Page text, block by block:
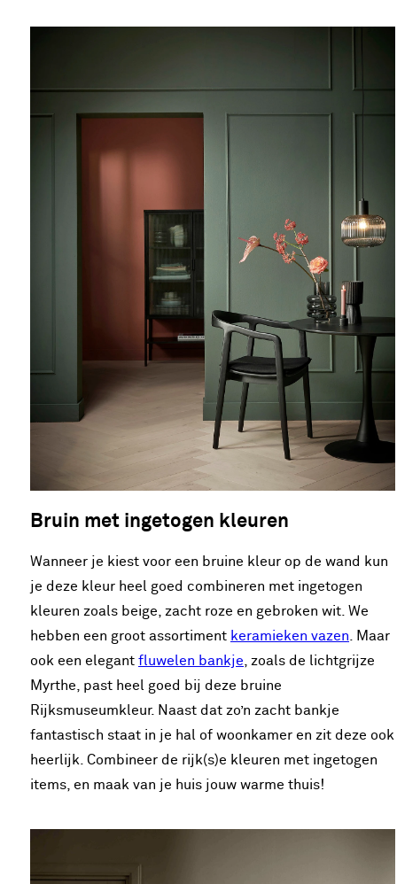
Bruin met ingetogen kleuren
Wanneer je kiest voor een bruine kleur op de wand kun
je deze kleur heel goed combineren met ingetogen
kleuren zoals beige, zacht roze en gebroken wit. We
hebben een groot assortiment keramieken vazen. Maar
ook een elegant fluwelen bankje, zoals de lichtgrijze
Myrthe, past heel goed bij deze bruine
Rijksmuseumkleur. Naast dat zo’n zacht bankje
fantastisch staat in je hal of woonkamer en zit deze ook
heerlijk. Combineer de rijk(s)e kleuren met ingetogen
items, en maak van je huis jouw warme thuis!